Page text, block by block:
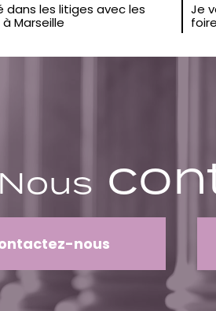
dans les litiges avec les
Marseille
Je
Nous
nous